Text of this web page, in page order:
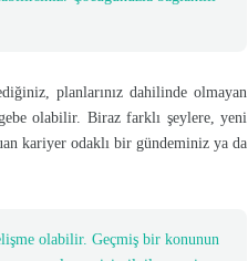
planlarınız dahilinde olmayan
olabilir. Biraz farklı şeylere, yeni
kariyer odaklı bir gündeminiz ya da
olabilir. Geçmiş bir konunun